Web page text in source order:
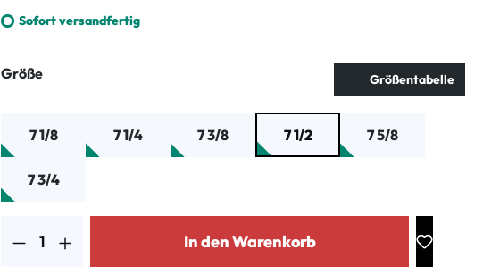
Sofort versandfertig
Größeauswählen Größentabelle
7 1/8 7 1/4 7 3/8 7 1/2 7 5/8
7 3/4
In den Warenkorb